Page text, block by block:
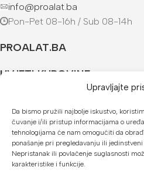
Upravljajte
Da bismo pružili najbolje iskustvo,
čuvanje i/ili pristup informacijama o
tehnologijama će nam omogućiti da
ponašanje pri pregledavanju ili
Nepristanak ili povlačenje suglasnosti
karakteristike i funkcije.
info@proalat.ba
Pon-Pet 08-16h / Sub 08-14h
PROALAT.BA
UVJETI KUPOVINE
U našoj web trgovini možete
Kreditnim karticama
Općom uplatnicom,